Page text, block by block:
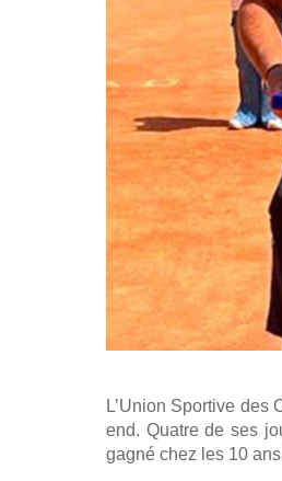
L’Union Sportive des
end. Quatre de ses
gagné chez les 10